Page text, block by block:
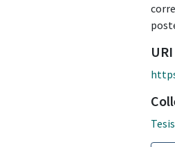
URI